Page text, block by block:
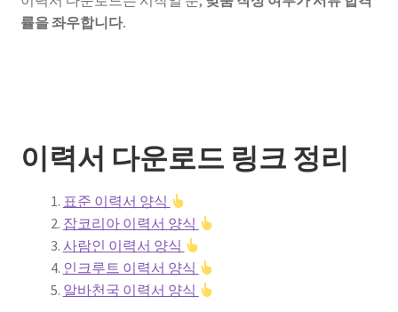
률을 좌우합니다.
이력서 다운로드 링크 정리
표준 이력서 양식
잡코리아 이력서 양식
사람인 이력서 양식
인크루트 이력서 양식
알바천국 이력서 양식